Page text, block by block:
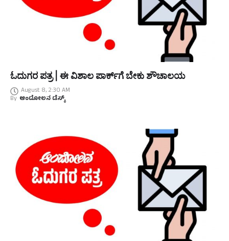
ಓದುಗರ ಪತ್ರ | ಈ ವಿಶಾಲ ಪಾರ್ಕ್‌ಗೆ ಬೇಕು ಶೌಚಾಲಯ
August 8, 2:30 AM
By ಆಂದೋಲನ ಡೆಸ್ಕ್